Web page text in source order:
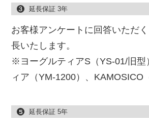
延長保証 3年
お客様アンケートに回答いただ
長いたします。
※ヨーグルティアS（YS-01/旧型
ィア（YM-1200）、KAMOSICO
延長保証 5年